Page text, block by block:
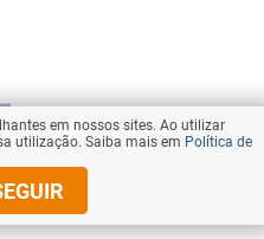
TOPO
em nossos sites. Ao utilizar
utilização. Saiba mais em Política de